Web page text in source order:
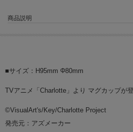
商品説明
■サイズ：H95mm Φ80mm
TVアニメ「Charlotte」より マグカップが
©VisualArt's/Key/Charlotte Project
発売元：アズメーカー